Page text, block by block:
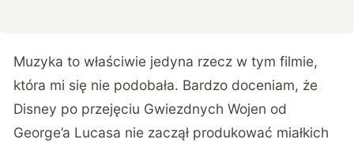
Muzyka to właściwie jedyna rzecz w tym filmie,
która mi się nie podobała. Bardzo doceniam, że
Disney po przejęciu Gwiezdnych Wojen od
George’a Lucasa nie zaczął produkować miałkich